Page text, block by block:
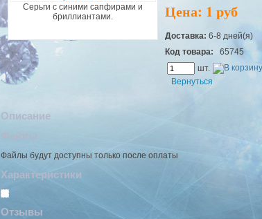
Серьги с синими сапфирами и
бриллиантами.
Цена: 1 руб
Доставка: 6-8 дней(я)
Код товара: 65745
шт.
Вернуться
Описание
Файлы будут доступны только после оплаты
Характеристики
Отзывы